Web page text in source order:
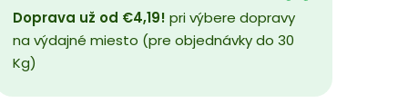
Doprava už od €4,19! pri výbere dopravy
na výdajné miesto (pre objednávky do 30
Kg)